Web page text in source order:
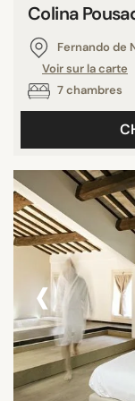
Colina
Fernando de
Voir sur la carte
7 chambres
‹